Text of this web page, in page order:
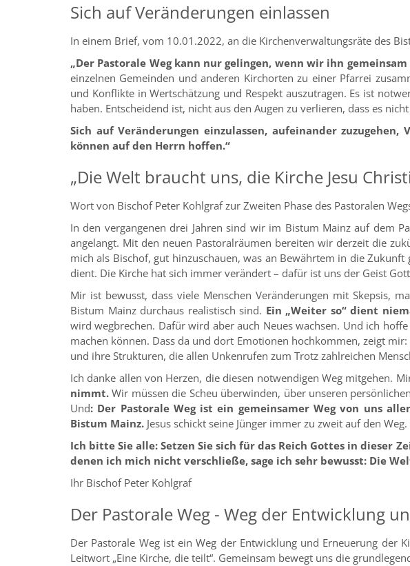
Sich auf Veränderungen einlassen
In einem Brief, vom 10.01.2022, an die Kirchenverwaltungsräte des
„Der Pastorale Weg kann nur gelingen, wenn wir ihn
einzelnen Gemeinden und anderen Kirchorten zu einer Pfarrei
und Konflikte in Wertschätzung und Respekt auszutragen. Es ist
haben. Entscheidend ist, nicht aus den Augen zu verlieren, dass es
Sich auf Veränderungen einzulassen, aufeinander
können auf den Herrn hoffen.“
„Die Welt braucht uns, die Kirche Jesu
Wort von Bischof Peter Kohlgraf zur Zweiten Phase des Pastoralen
In den vergangenen drei Jahren sind wir im Bistum Mainz auf dem
angelangt. Mit den neuen Pastoralräumen bereiten wir derzeit die
mich als Bischof, gut hinzuschauen, was an Bewährtem in die
dient. Die Kirche hat sich immer verändert – dafür ist uns der Geist
Mir ist bewusst, dass viele Menschen Veränderungen mit Skepsis,
Bistum Mainz durchaus realistisch sind. Ein „Weiter so“ dient
wird wegbrechen. Dafür wird aber auch Neues wachsen. Und ich
machen können. Dass da und dort Emotionen hochkommen, zeigt
und ihre Strukturen, die allen Unkenrufen zum Trotz zahlreichen
Ich danke allen von Herzen, die diesen notwendigen Weg mitgehen.
nimmt. Wir müssen die Scheu überwinden, über unseren
Und: Der Pastorale Weg ist ein gemeinsamer Weg von uns
Bistum Mainz. Jesus schickt seine Jünger immer zu zweit auf den
Ich bitte Sie alle: Setzen Sie sich für das Reich Gottes in dieser
denen ich mich nicht verschließe, sage ich sehr bewusst: Die
Ihr Bischof Peter Kohlgraf
Der Pastorale Weg - Weg der Entwicklung
Der Pastorale Weg ist ein Weg der Entwicklung und Erneuerung
Leitwort „Eine Kirche, die teilt“. Gemeinsam bewegt uns die